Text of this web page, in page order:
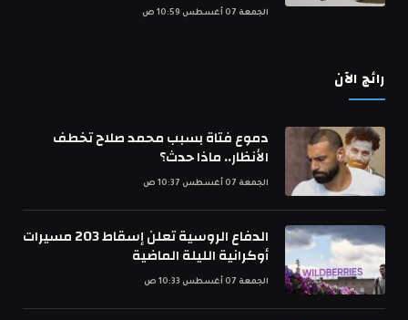
الجمعة 07 أغسطس 10:59 ص
رائج الآن
دموع فتاة بسبب محمد صلاح تخطف
الأنظار.. ماذا حدث؟
الجمعة 07 أغسطس 10:37 ص
الدفاع الروسية تعلن إسقاط 203 مسيرات
أوكرانية الليلة الماضية
الجمعة 07 أغسطس 10:33 ص